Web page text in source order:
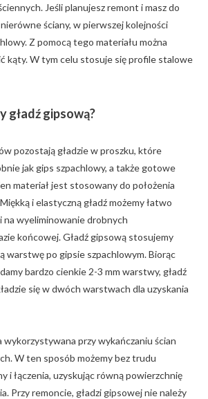
Jeśli planujesz remont i masz do
ściany, w pierwszej kolejności
Z pomocą tego materiału można
kąty. W tym celu stosuje się profile stalowe
gładź gipsową?
pozostają gładzie w proszku, które
jak gips szpachlowy, a także gotowe
materiał jest stosowany do położenia
i elastyczną gładź możemy łatwo
na wyeliminowanie drobnych
końcowej. Gładź gipsową stosujemy
warstwę po gipsie szpachlowym. Biorąc
bardzo cienkie 2-3 mm warstwy, gładź
się w dwóch warstwach dla uzyskania
wykorzystywana przy wykańczaniu ścian
W ten sposób możemy bez trudu
i łączenia, uzyskując równą powierzchnię
Przy remoncie, gładzi gipsowej nie należy